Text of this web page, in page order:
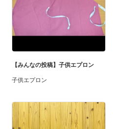
【みんなの投稿】子供エプロン
子供エプロン